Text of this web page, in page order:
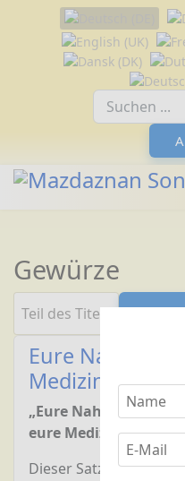
Sprache auswählen
Gewürze
Teil des Titels eingeben
Eure Nahrung
Medizin
„Eure Nahrung sei
eure Medizin sei
Dieser Satz von